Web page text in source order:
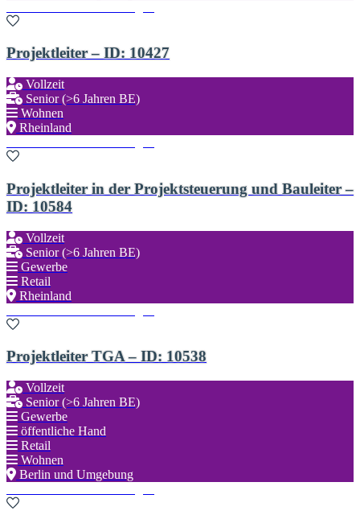
Projektleiter – ID: 10427
Vollzeit
Senior (>6 Jahren BE)
Wohnen
Rheinland
Projektleiter in der Projektsteuerung und Bauleiter –
ID: 10584
Vollzeit
Senior (>6 Jahren BE)
Gewerbe
Retail
Rheinland
Projektleiter TGA – ID: 10538
Vollzeit
Senior (>6 Jahren BE)
Gewerbe
öffentliche Hand
Retail
Wohnen
Berlin und Umgebung